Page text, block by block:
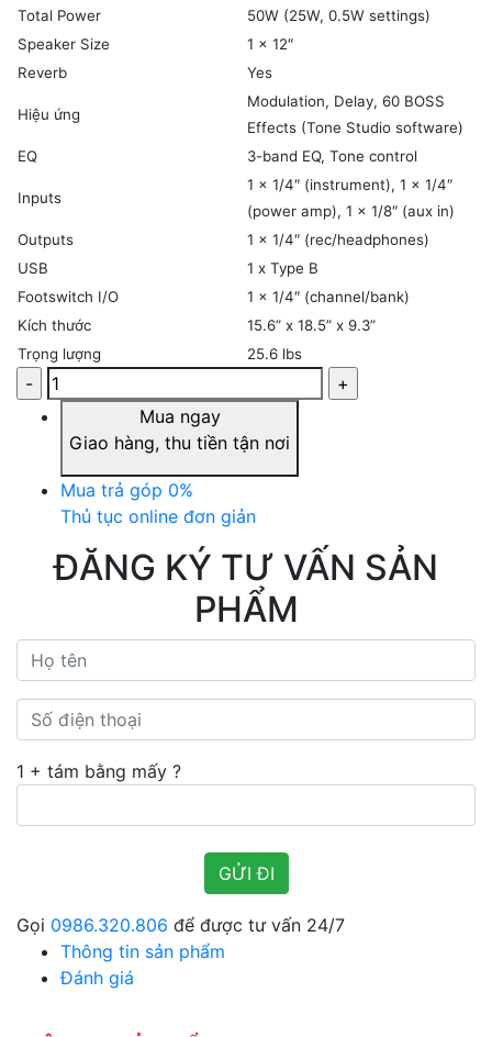
Total Power
50W (25W, 0.5W settings)
Speaker Size
1 x 12″
Reverb
Yes
Hiệu ứng
Modulation, Delay, 60 BOSS
Effects (Tone Studio software)
EQ
3-band EQ, Tone control
Inputs
1 x 1/4″ (instrument), 1 x 1/4″
(power amp), 1 x 1/8″ (aux in)
Outputs
1 x 1/4″ (rec/headphones)
USB
1 x Type B
Footswitch I/O
1 x 1/4″ (channel/bank)
Kích thước
15.6” x 18.5” x 9.3”
Trọng lượng
25.6 lbs
Mua ngay
Giao hàng, thu tiền tận nơi
Mua trả góp 0%
Thủ tục online đơn giản
ĐĂNG KÝ TƯ VẤN SẢN
PHẨM
1 + tám bằng mấy ?
Gọi 0986.320.806 để được tư vấn 24/7
Thông tin sản phẩm
Đánh giá